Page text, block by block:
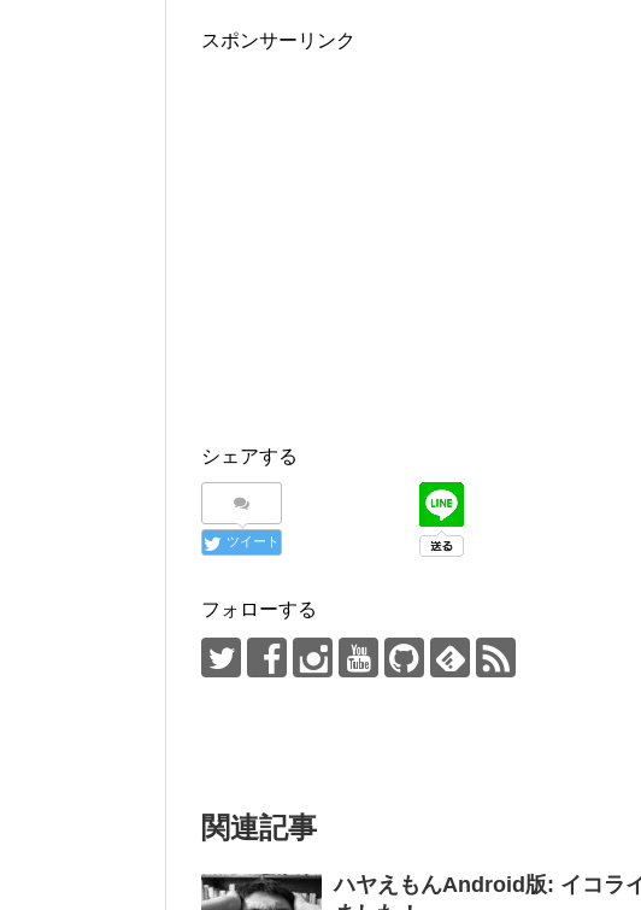
スポンサーリンク
シェアする
ツイート
フォローする
関連記事
ハヤえもんAndroid版: イコラ